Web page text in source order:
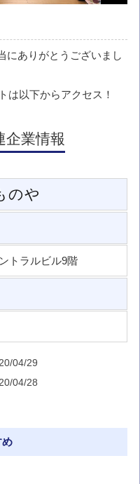
にありがとうございまし
は以下からアクセス！
企業情報
のや
トラルビル9階
04/29
04/28
め